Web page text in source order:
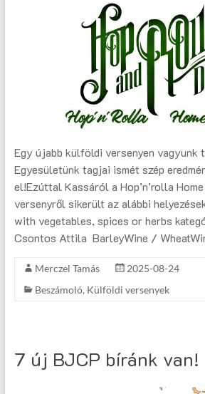
Egy újabb külföldi versenyen vagyunk
Egyesületünk tagjai ismét szép
el!Ezúttal Kassáról a Hop’n’rolla
versenyről sikerült az alábbi
with vegetables, spices or herbs
Csontos Attila BarleyWine /
Merczel Tamás
2025-08-24
Beszámoló, Külföldi versenyek
7 új BJCP bíránk van!